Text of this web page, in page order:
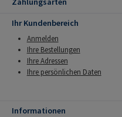
Ihr Kundenbereich
Anmelden
Ihre Bestellungen
Ihre Adressen
Ihre persönlichen Daten
Informationen